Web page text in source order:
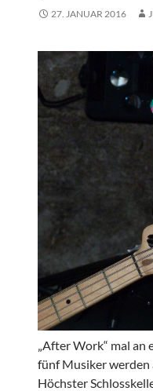
27. JANUAR 2016
„After Work“ mal
fünf Musiker werden
Höchster